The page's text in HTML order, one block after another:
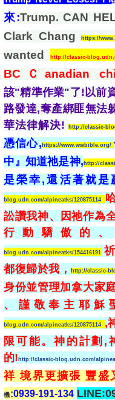
來:Trump. CAN
Clark Chang https://
wanted
http://classic-
BCＣanadian
該"精準作業"了!以前
路發達,奪產綁匪無法
華法律解決!
http://classic-
憑信心, https://www.wwbible.org/
中』知道祂是神, http://
是榮幸,還活著就是
blog.udn.com/alpineatks/120875114
訟讚我神、因祂作為
行動驕傲的
blog.udn.com/alpineatks/154416191
都復歸於我 ， http://classic-
身份並管理加拿大家
、謹敬奉主耶穌
blog.udn.com/alpineatks/120875114
,
限可能。神的計劃,
的!http://classic-blog.udn.com/
祥 境界更擴張 豐盛
機:0939-191-134